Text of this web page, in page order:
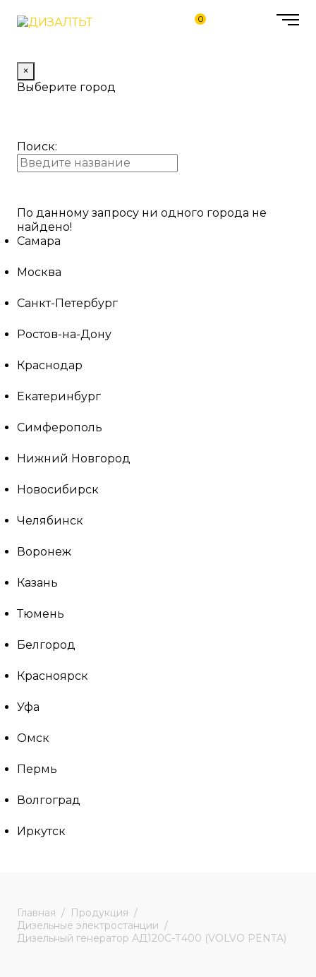
0
×
Выберите город
Поиск:
По данному запросу ни одного города не
найдено!
Самара
Москва
Санкт-Петербург
Ростов-на-Дону
Краснодар
Екатеринбург
Симферополь
Нижний Новгород
Новосибирск
Челябинск
Воронеж
Казань
Тюмень
Белгород
Красноярск
Уфа
Омск
Пермь
Волгоград
Иркутск
Главная
Продукция
Дизельные электростанции
Дизельный генератор АД120С-Т400 (VOLVO PENTA)